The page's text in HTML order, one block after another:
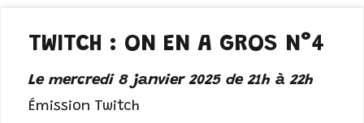
TWITCH : ON EN A GROS N°4
Le mercredi 8 janvier 2025 de 21h à 22h
Émission Twitch